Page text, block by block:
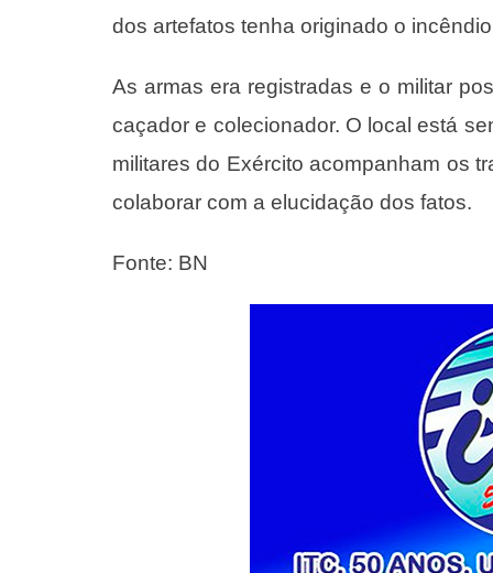
dos artefatos tenha originado o
As armas era registradas e o militar
caçador e colecionador. O local está
militares do Exército acompanham os
colaborar com a elucidação dos fatos.
Fonte: BN